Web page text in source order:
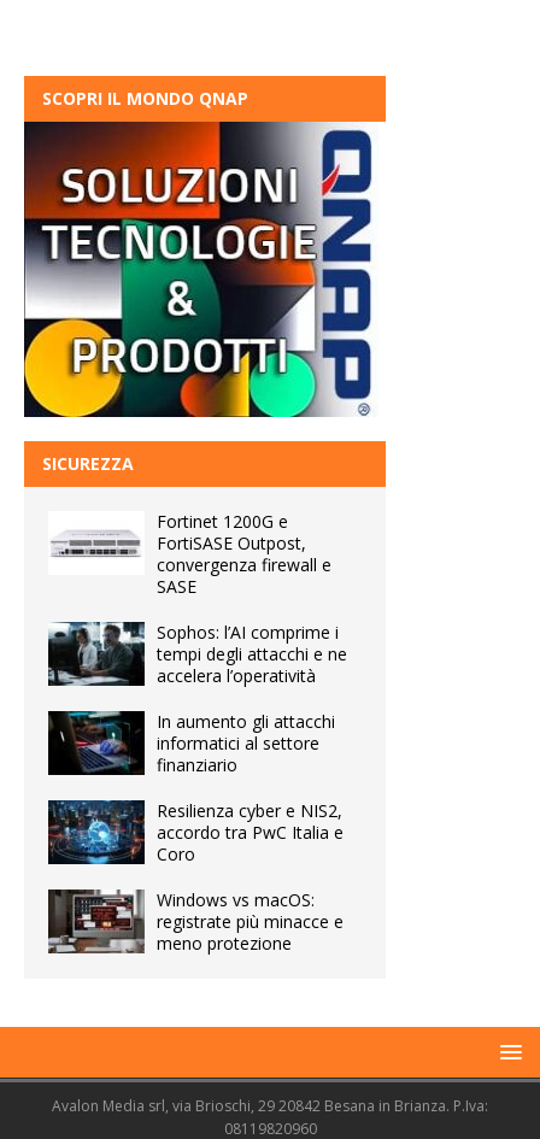
SCOPRI IL MONDO QNAP
SICUREZZA
Fortinet 1200G e
FortiSASE Outpost,
convergenza firewall e
SASE
Sophos: l’AI comprime i
tempi degli attacchi e ne
accelera l’operatività
In aumento gli attacchi
informatici al settore
finanziario
Resilienza cyber e NIS2,
accordo tra PwC Italia e
Coro
Windows vs macOS:
registrate più minacce e
meno protezione
Avalon Media srl, via Brioschi, 29 20842 Besana in Brianza. P.Iva:
08119820960